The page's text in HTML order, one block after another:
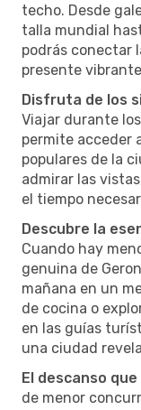
techo. Desde
talla mundial
podrás conectar
presente
Disfruta de los
Viajar durante
permite acceder
populares de la
admirar las
el tiempo
Descubre la
Cuando hay
genuina de
mañana en un
de cocina o
en las guías
una ciudad
El descanso
de menor